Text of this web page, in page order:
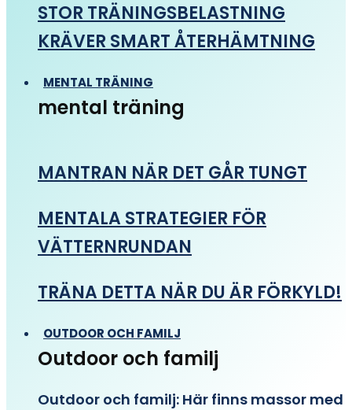
STOR TRÄNINGSBELASTNING
KRÄVER SMART ÅTERHÄMTNING
MENTAL TRÄNING
mental träning
MANTRAN NÄR DET GÅR TUNGT
MENTALA STRATEGIER FÖR
VÄTTERNRUNDAN
TRÄNA DETTA NÄR DU ÄR FÖRKYLD!
OUTDOOR OCH FAMILJ
Outdoor och familj
Outdoor och familj: Här finns massor med